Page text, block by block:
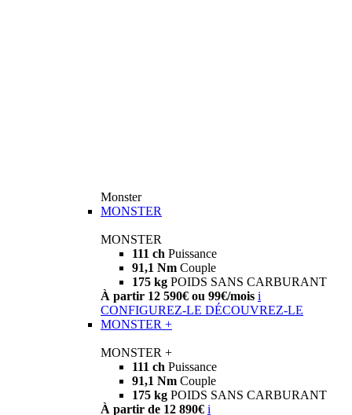
Monster
MONSTER
MONSTER
111 ch Puissance
91,1 Nm Couple
175 kg POIDS SANS CARBURANT
À partir 12 590€ ou 99€/mois i
CONFIGUREZ-LE DÉCOUVREZ-LE
MONSTER +
MONSTER +
111 ch Puissance
91,1 Nm Couple
175 kg POIDS SANS CARBURANT
À partir de 12 890€ i